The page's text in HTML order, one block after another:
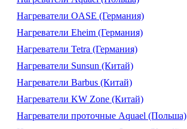
Нагреватели OASE (Германия)
Нагреватели Eheim (Германия)
Нагреватели Tetra (Германия)
Нагреватели Sunsun (Китай)
Нагреватели Barbus (Китай)
Нагреватели KW Zone (Китай)
Нагреватели проточные Aquael (Польша)